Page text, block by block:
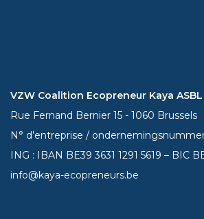
VZW Coalition Ecopreneur Kaya ASBL
Rue Fernand Bernier 15 - 1060 Brussels
N° d’entreprise /
ING : IBAN BE393631 1291 5619 – BIC
info@kaya-ecopreneurs.be